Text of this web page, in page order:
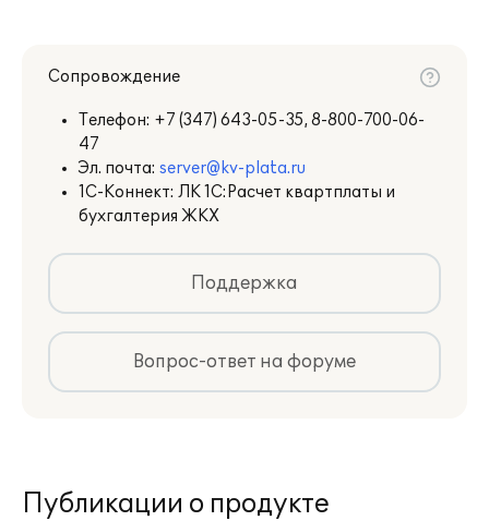
Сопровождение
Телефон: +7 (347) 643-05-35, 8-800-700-06-
47
Эл. почта: server@kv-plata.ru
1С-Коннект: ЛК 1С:Расчет квартплаты и
бухгалтерия ЖКХ
Поддержка
Вопрос-ответ на форуме
Публикации о продукте